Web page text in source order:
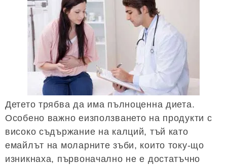
Детето трябва да има пълноценна диета.
Особено важно еизползването на продукти с
високо съдържание на калций, тъй като
емайлът на моларните зъби, които току-що
изникнаха, първоначално не е достатъчно